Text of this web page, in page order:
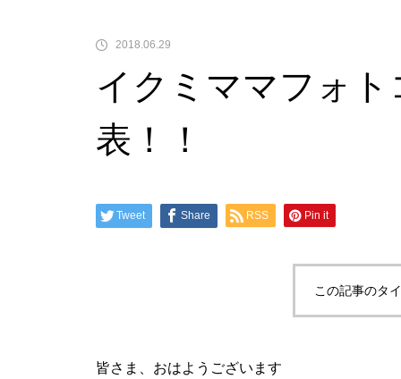
2018.06.29
イクミママフォ
表！！
Tweet Share RSS Pin it
この記事のタ
皆さま、おはようございます